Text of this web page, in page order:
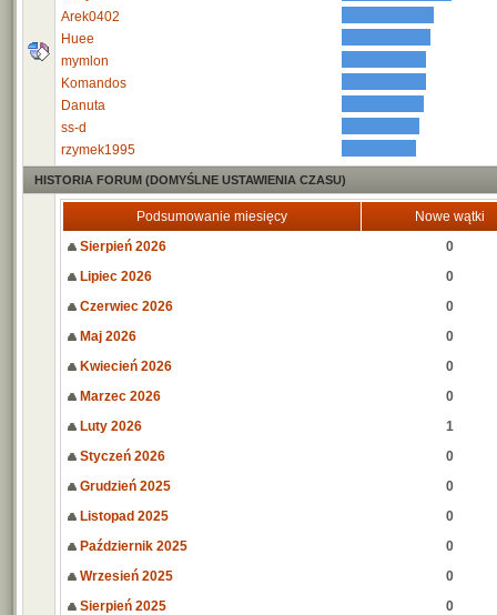
Arek0402
Huee
mymlon
Komandos
Danuta
ss-d
rzymek1995
HISTORIA FORUM (DOMYŚLNE USTAWIENIA CZASU)
Podsumowanie miesięcy
Nowe wątki
Sierpień 2026
0
Lipiec 2026
0
Czerwiec 2026
0
Maj 2026
0
Kwiecień 2026
0
Marzec 2026
0
Luty 2026
1
Styczeń 2026
0
Grudzień 2025
0
Listopad 2025
0
Październik 2025
0
Wrzesień 2025
0
Sierpień 2025
0